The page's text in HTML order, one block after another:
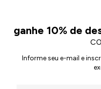
ganhe 10% de
Informe seu e-mail e